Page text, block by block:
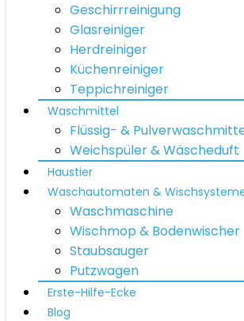
Geschirrreinigung
Glasreiniger
Herdreiniger
Küchenreiniger
Teppichreiniger
Waschmittel
Flüssig- &
Weichspüler & Wäscheduft
Haustier
Waschautomaten &
Waschmaschine
Wischmop & Bodenwischer
Staubsauger
Putzwagen
Erste-Hilfe-Ecke
Blog